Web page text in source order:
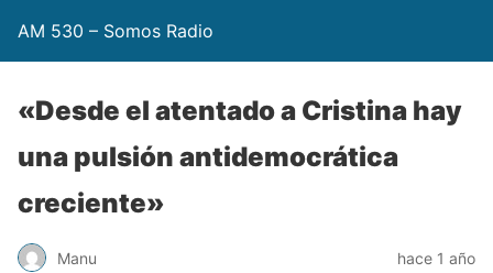
AM 530 – Somos Radio
«Desde el atentado a Cristina hay
una pulsión antidemocrática
creciente»
Manu hace 1 año